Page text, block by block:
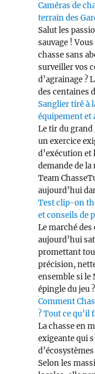
Caméras de
terrain des
Salut les
sauvage !
chasse sans
surveiller vos
d’agrainage ?
des centaines
Sanglier tiré à
équipement et
Le tir du
un exercice
d’exécution
demande de la
Team
aujourd’hui
Test clip-on
et conseils de
Le marché
aujourd’hui
promettant
précision,
ensemble si le
épingle du jeu
Comment
? Tout ce qu’il
La chasse en
exigeante qui
Selon les